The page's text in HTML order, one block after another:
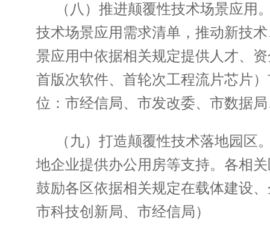
（八）推进颠覆性技术场景应
技术场景应用需求清单，推动新技
景应用中依据相关规定提供人才、
首版次软件、首轮次工程流片芯片
位：市经信局、市发改委、市数据
（九）打造颠覆性技术落地园
地企业提供办公用房等支持。各相
鼓励各区依据相关规定在载体建设
市科技创新局、市经信局）